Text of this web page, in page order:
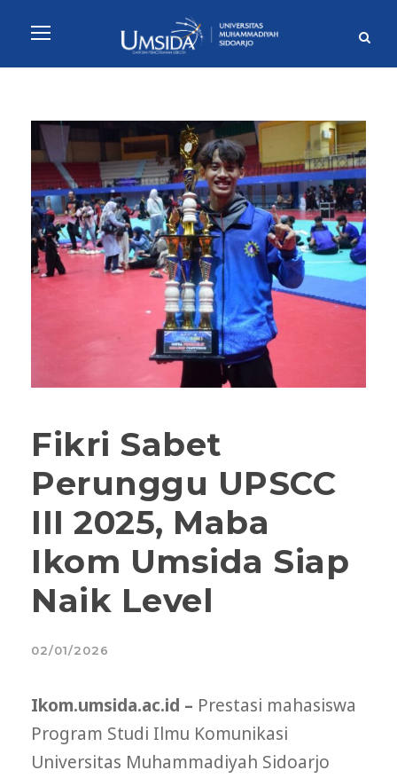
Fikri Sabet
Perunggu UPSCC
III 2025, Maba
Ikom Umsida Siap
Naik Level
02/01/2026
Ikom.umsida.ac.id – Prestasi mahasiswa
Program Studi Ilmu Komunikasi
Universitas Muhammadiyah Sidoarjo